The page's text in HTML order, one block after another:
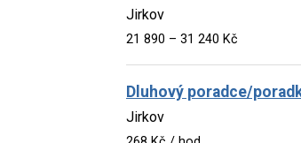
Jirkov
21 890 – 31 240 Kč
Dluhový poradce/
Jirkov